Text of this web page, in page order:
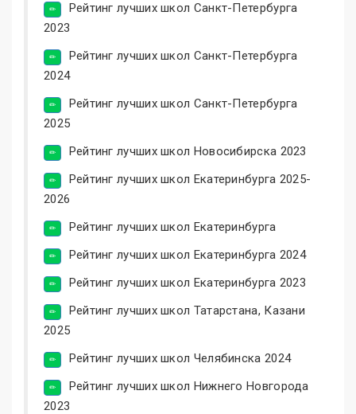
Рейтинг лучших школ Санкт-Петербурга
2023
Рейтинг лучших школ Санкт-Петербурга
2024
Рейтинг лучших школ Санкт-Петербурга
2025
Рейтинг лучших школ Новосибирска 2023
Рейтинг лучших школ Екатеринбурга 2025-
2026
Рейтинг лучших школ Екатеринбурга
Рейтинг лучших школ Екатеринбурга 2024
Рейтинг лучших школ Екатеринбурга 2023
Рейтинг лучших школ Татарстана, Казани
2025
Рейтинг лучших школ Челябинска 2024
Рейтинг лучших школ Нижнего Новгорода
2023